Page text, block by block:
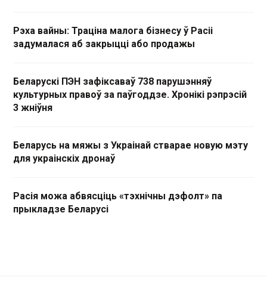
Рэха вайны: Траціна малога бізнесу ў Расіі
задумалася аб закрыцці або продажы
Беларускі ПЭН зафіксаваў 738 парушэнняў
культурных правоў за паўгоддзе. Хронікі рэпрэсій
3 жніўня
Беларусь на мяжы з Украінай стварае новую мэту
для украінскіх дронаў
Расія можа абвясціць «тэхнічны дэфолт» па
прыкладзе Беларусі